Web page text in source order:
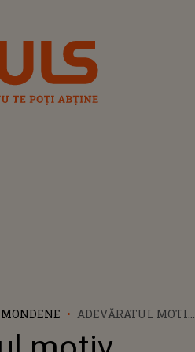
ADEVĂRATUL MOTIV
ROBA A VRUT SĂ